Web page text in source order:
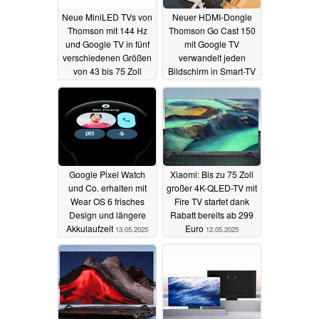
Neue MiniLED TVs von
Thomson mit 144 Hz
und Google TV in fünf
verschiedenen Größen
von 43 bis 75 Zoll
28.10.2025
Neuer HDMI-Dongle
Thomson Go Cast 150
mit Google TV
verwandelt jeden
Bildschirm in Smart-TV
10.06.2025
Google Pixel Watch
und Co. erhalten mit
Wear OS 6 frisches
Design und längere
Akkulaufzeit 13.05.2025
Xiaomi: Bis zu 75 Zoll
großer 4K-QLED-TV mit
Fire TV startet dank
Rabatt bereits ab 299
Euro 12.05.2025